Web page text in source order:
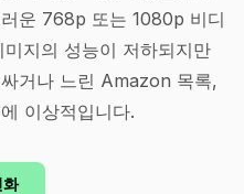
운 768p 또는 1080p 비디
지의 성능이 저하되지만
거나 느린 Amazon 목록,
이상적입니다.
화